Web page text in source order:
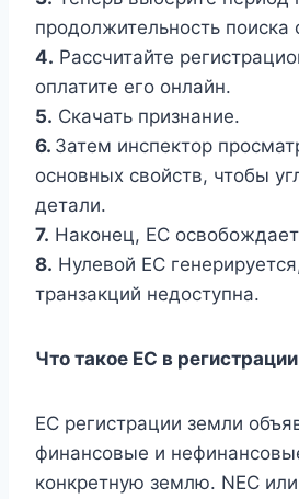
продолжительность поиска
4. Рассчитайте
оплатите его онлайн.
5. Скачать признание.
6. Затем инспектор
основных свойств, чтобы
детали.
7. Наконец, ЕС
8. Нулевой EC
транзакций недоступна.
Что такое ЕС в
ЕС регистрации земли
финансовые и
конкретную землю. NEC